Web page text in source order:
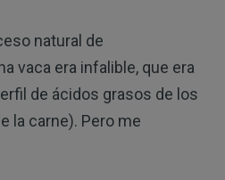
natural de
vaca era infalible, que era
de ácidos grasos de los
la carne). Pero me